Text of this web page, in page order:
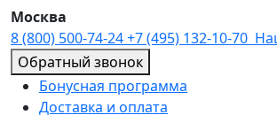
Москва
8 (800) 500-74-24+7 (495) 132-10-70
Обратный звонок
Бонусная программа
Доставка и оплата